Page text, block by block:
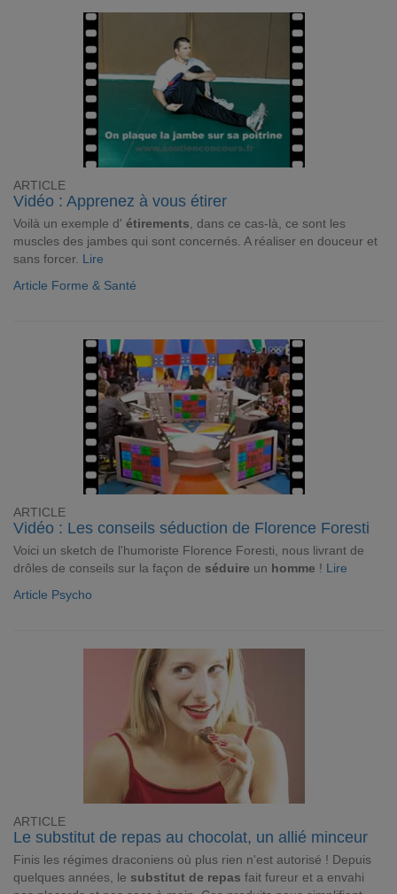
ARTICLE
Vidéo : Apprenez à vous étirer
Voilà un exemple d' étirements , dans ce cas-là, ce sont les
muscles des jambes qui sont concernés. A réaliser en douceur et
sans forcer. Lire
Article Forme & Santé
ARTICLE
Vidéo : Les conseils séduction de Florence Foresti
Voici un sketch de l'humoriste Florence Foresti, nous livrant de
drôles de conseils sur la façon de séduire un homme ! Lire
Article Psycho
ARTICLE
Le substitut de repas au chocolat, un allié minceur
Finis les régimes draconiens où plus rien n'est autorisé ! Depuis
quelques années, le substitut de repas fait fureur et a envahi